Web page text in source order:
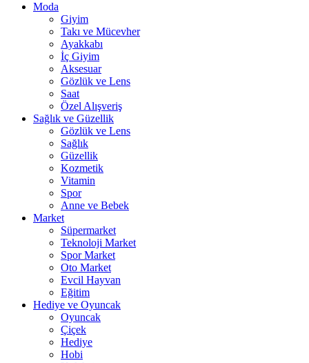
Moda
Giyim
Takı ve Mücevher
Ayakkabı
İç Giyim
Aksesuar
Gözlük ve Lens
Saat
Özel Alışveriş
Sağlık ve Güzellik
Gözlük ve Lens
Sağlık
Güzellik
Kozmetik
Vitamin
Spor
Anne ve Bebek
Market
Süpermarket
Teknoloji Market
Spor Market
Oto Market
Evcil Hayvan
Eğitim
Hediye ve Oyuncak
Oyuncak
Çiçek
Hediye
Hobi